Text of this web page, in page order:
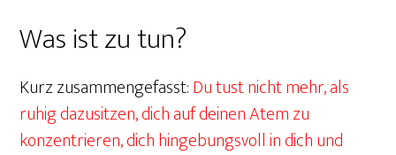
Was ist zu tun?
Kurz zusammengefasst:Du tust nicht mehr, als
ruhig dazusitzen, dich auf deinen Atem zu
konzentrieren, dich hingebungsvoll in dich und